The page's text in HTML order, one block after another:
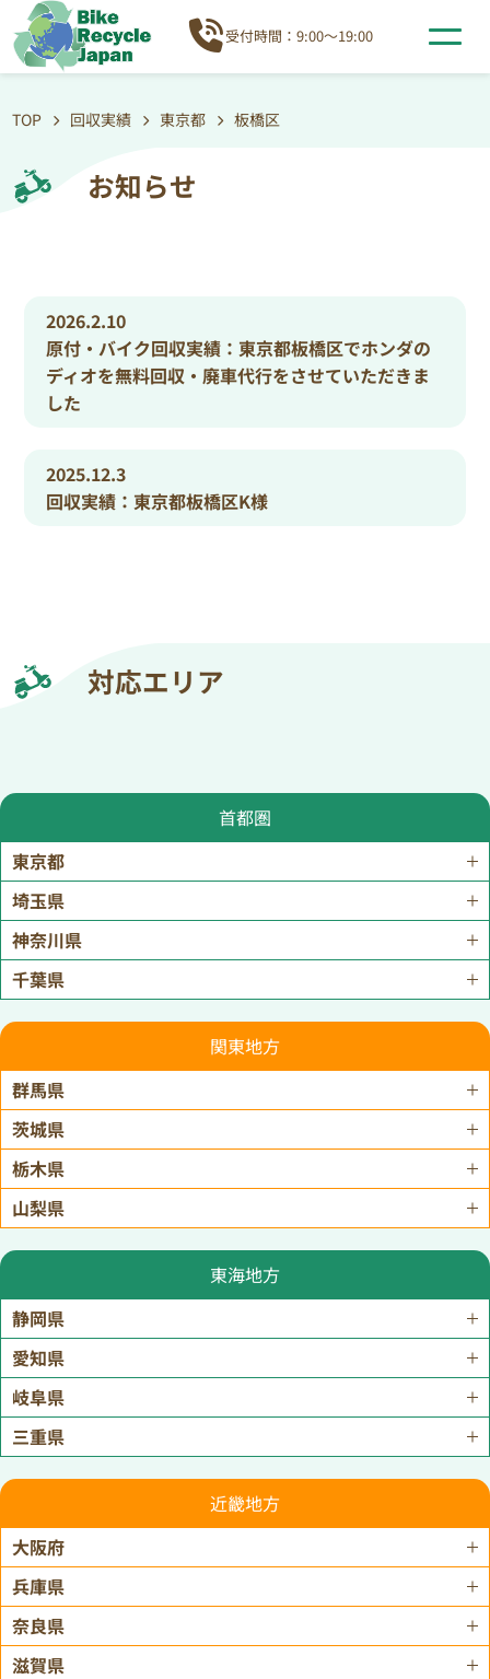
受付時間：9:00～19:00
TOP 回収実績 東京都 板橋区
お知らせ
2026.2.10
原付・バイク回収実績：東京都板橋区でホンダの
ディオを無料回収・廃車代行をさせていただきま
した
2025.12.3
回収実績：東京都板橋区K様
対応エリア
首都圏
東京都
埼玉県
神奈川県
千葉県
関東地方
群馬県
茨城県
栃木県
山梨県
東海地方
静岡県
愛知県
岐阜県
三重県
近畿地方
大阪府
兵庫県
奈良県
滋賀県